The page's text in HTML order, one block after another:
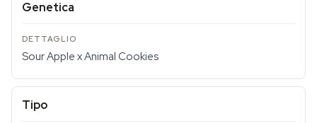
Genetica
Sour Apple x Animal Cookies
Tipo